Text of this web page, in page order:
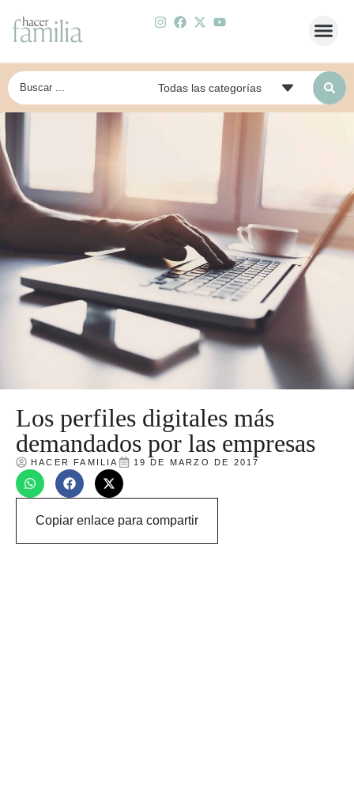
Los perfiles digitales más
demandados por las empresas
HACER FAMILIA 19 DE MARZO DE 2017
Copiar enlace para compartir